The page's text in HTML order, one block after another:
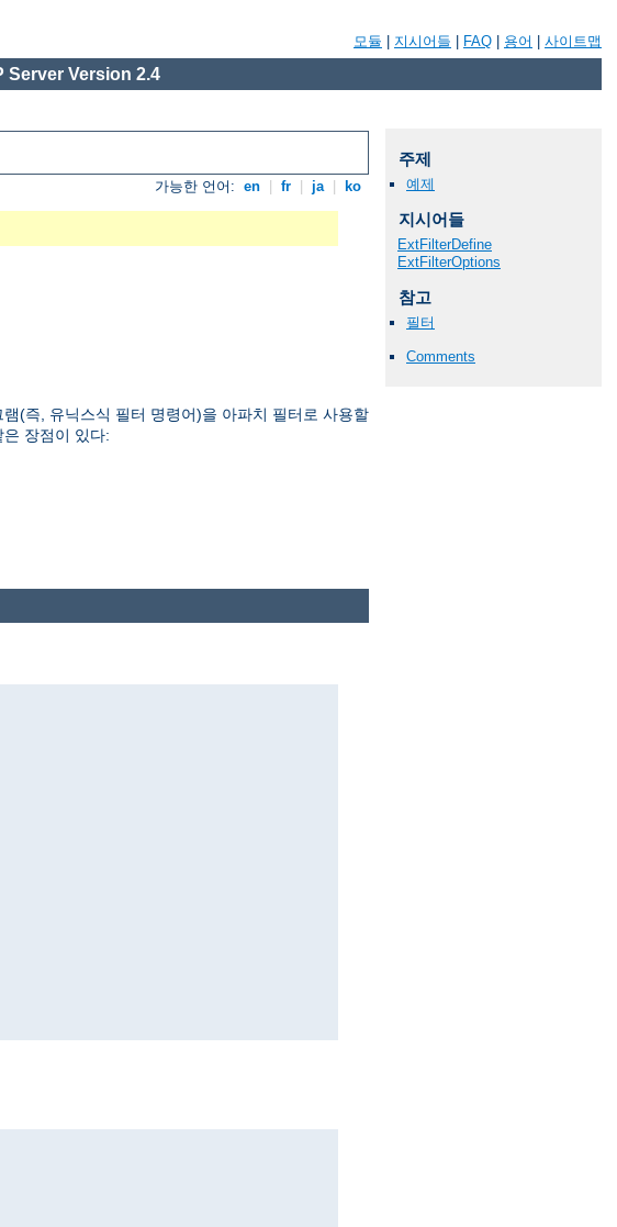
모듈 지시어들 FAQ 용어 사이트맵
Server Version 2.4
가능한 언어: en fr ja ko
(즉, 유닉스식 필터 명령어)을 아파치 필터로 사용할
장점이 있다:
주제
예제
지시어들
ExtFilterDefine
ExtFilterOptions
참고
필터
Comments